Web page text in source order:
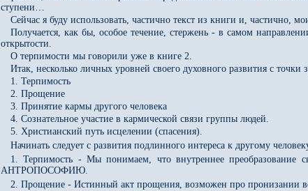
ступени…
Сейчас я буду использовать, частично текст из книги и, частично,
Получается, как бы, особое течение, стержень - в самом
открытости.
О терпимости мы говорили уже в книге 2.
Итак, несколько личных уровней своего духовного развития с
1. Терпимость
2. Прощение
3. Принятие кармы другого человека
4. Сознательное участие в кармической связи группы людей.
5. Христианский путь исцелении (спасения).
Начинать следует с развития подлинного интереса к другому
1. Терпимость - Мы понимаем, что внутреннее
АНТРОПОСОФИЮ.
2. Прощение - Истинный акт прощения, возможен про пронизании